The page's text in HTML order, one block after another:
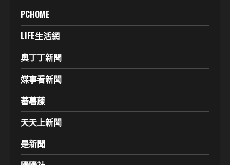
PCHOME
LIFE生活網
奧丁丁新聞
媒事看新聞
蕃薯藤
天天上新聞
是新聞